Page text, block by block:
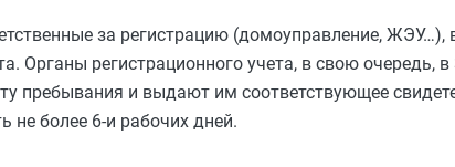
за регистрацию (домоуправление,
Органы регистрационного учета, в свою очередь,
пребывания и выдают им соответствующее
не более 6-и рабочих дней.